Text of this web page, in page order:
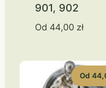
901, 902
Od 44,00 zł
Od